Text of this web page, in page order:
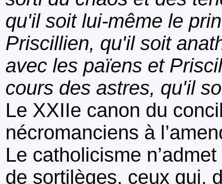
qu'il soit lui-même le
Priscillien, qu'il soit
avec les païens et
cours des astres, qu'il
Le XXIIe canon du
nécromanciens à
Le catholicisme
de sortilèges, ceux qui,